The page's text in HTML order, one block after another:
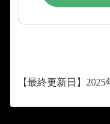
【最終更新日】2025